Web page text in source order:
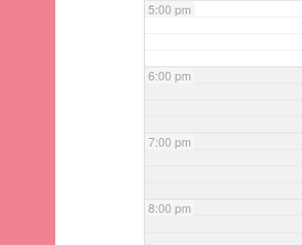
5:00 pm
6:00 pm
7:00 pm
8:00 pm